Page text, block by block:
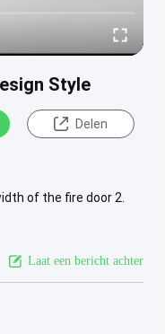
Style
Delen
of the fire door 2.
Laat een bericht achter